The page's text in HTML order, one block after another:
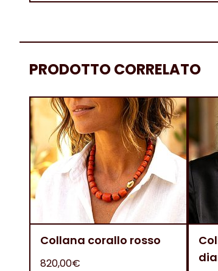
PRODOTTO CORRELATO
Collana corallo rosso
820,00€